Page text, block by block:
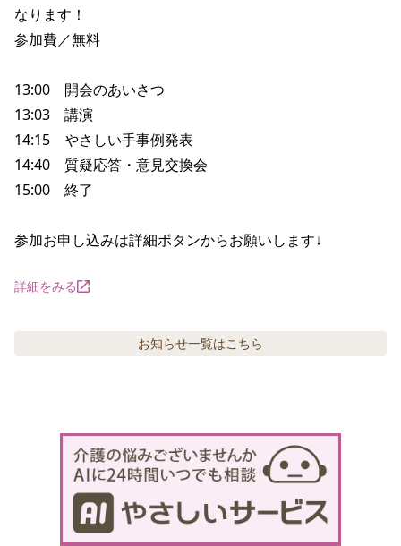
なります！
参加費／無料
13:00　開会のあいさつ
13:03　講演
14:15　やさしい手事例発表
14:40　質疑応答・意見交換会
15:00　終了
参加お申し込みは詳細ボタンからお願いします↓
詳細をみる
お知らせ一覧はこちら